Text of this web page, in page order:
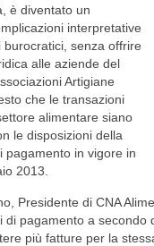
è diventato un
interpretative
senza offrire
alle aziende del
Artigiane
che le transazioni
alimentare siano
le disposizioni della
pagamento in vigore in
2013.
Presidente di CNA
di pagamento a
più fatture per la